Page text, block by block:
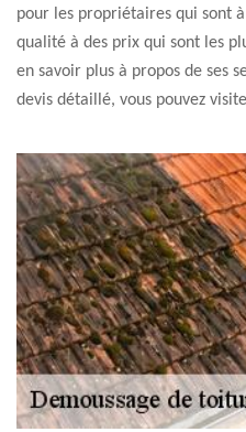
pour les propriétaires qui sont
qualité à des prix qui sont les
en savoir plus à propos de ses
devis détaillé, vous pouvez